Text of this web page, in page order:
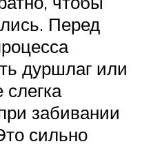
Перед
дуршлаг или
слегка
забивании
сильно